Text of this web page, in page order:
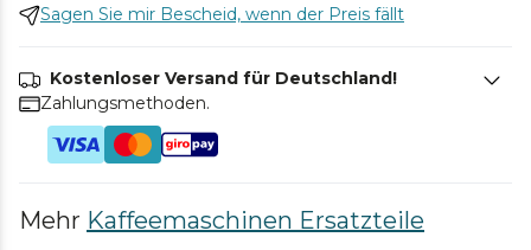
Sagen Sie mir Bescheid, wenn der Preis fällt
Kostenloser Versand für Deutschland!
Zahlungsmethoden.
Mehr Kaffeemaschinen Ersatzteile